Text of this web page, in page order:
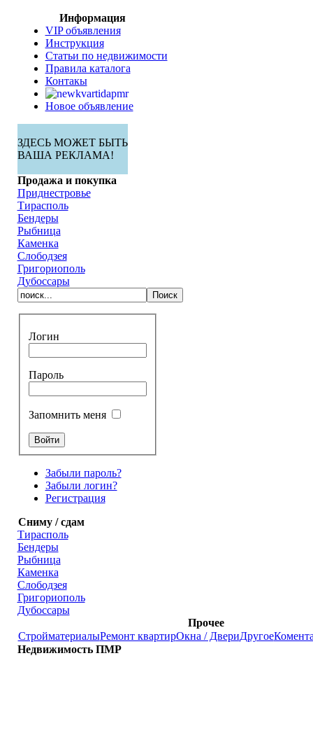
Информация
VIP объявления
Инструкция
Статьи по недвижимости
Правила каталога
Контакы
Новое объявление
ЗДЕСЬ МОЖЕТ БЫТЬ
ВАША РЕКЛАМА!
Продажа и покупка
Приднестровье
Тирасполь
Бендеры
Рыбница
Каменка
Слободзея
Григориополь
Дубоссары
Логин
Пароль
Запомнить меня
Забыли пароль?
Забыли логин?
Регистрация
Сниму / сдам
Тирасполь
Бендеры
Рыбница
Каменка
Слободзея
Григориополь
Дубоссары
Прочее
СтройматериалыРемонт квартирОкна / ДвериДругое
Недвижимость ПМР